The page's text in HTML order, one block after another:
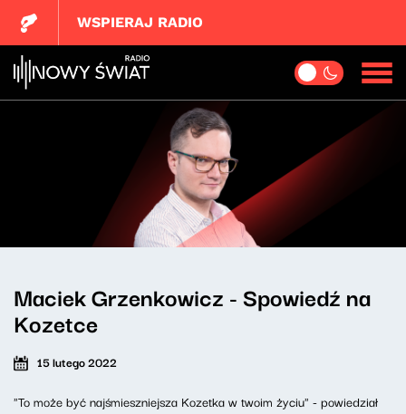
WSPIERAJ RADIO
Maciek Grzenkowicz - Spowiedź na
Kozetce
15 lutego 2022
"To może być najśmieszniejsza Kozetka w twoim życiu" - powiedział